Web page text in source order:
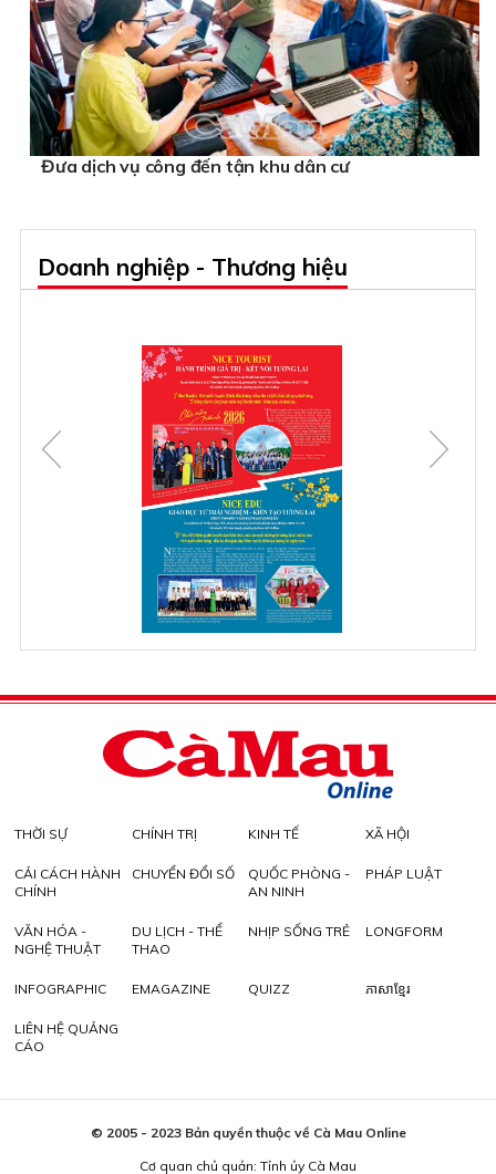
Đưa dịch vụ công đến tận khu dân cư
Doanh nghiệp - Thương hiệu
THỜI SỰ CHÍNH TRỊ KINH TẾ XÃ HỘI
CẢI CÁCH HÀNH
CHÍNH
CHUYỂN ĐỔI SỐ
QUỐC PHÒNG -
AN NINH
PHÁP LUẬT
VĂN HÓA -
NGHỆ THUẬT
DU LỊCH - THỂ
THAO
NHỊP SỐNG TRẺ LONGFORM
INFOGRAPHIC EMAGAZINE QUIZZ ភាសាខ្មែរ
LIÊN HỆ QUẢNG
CÁO
© 2005 - 2023 Bản quyền thuộc về Cà Mau Online
Cơ quan chủ quản: Tỉnh ủy Cà Mau